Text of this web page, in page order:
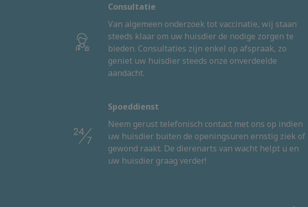
Consultatie
Van algemeen onderzoek tot vaccinatie, wij staan
steeds klaar om uw huisdier de nodige zorgen te
bieden. Consultaties zijn enkel op afspraak, zo
geniet uw huisdier steeds onze onverdeelde
aandacht.
Spoeddienst
Neem gerust telefonisch contact met ons op indien
uw huisdier buiten de openingsuren ernstig ziek of
gewond raakt. De dierenarts van wacht helpt u en
uw huisdier graag verder!